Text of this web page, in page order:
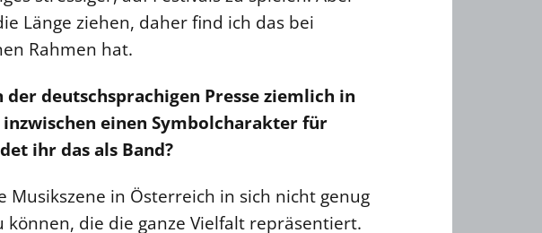
Länge ziehen, daher find ich das bei
Rahmen hat.
der deutschsprachigen Presse ziemlich in
inzwischen einen Symbolcharakter für
ihr das als Band?
Musikszene in Österreich in sich nicht genug
können, die die ganze Vielfalt repräsentiert.